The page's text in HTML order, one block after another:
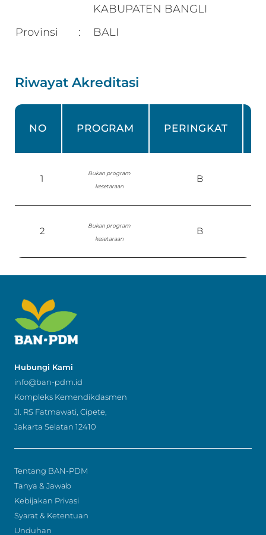
KABUPATEN BANGLI
Provinsi
: BALI
Riwayat Akreditasi
NO PROGRAM PERINGKAT
1
Bukan program
kesetaraan
B
2
Bukan program
kesetaraan
B
Hubungi Kami
info@ban-pdm.id
Kompleks Kemendikdasmen
Jl. RS Fatmawati, Cipete,
Jakarta Selatan 12410
Tentang BAN-PDM
Tanya & Jawab
Kebijakan Privasi
Syarat & Ketentuan
Unduhan